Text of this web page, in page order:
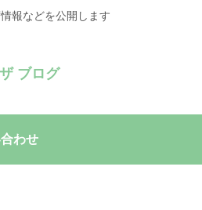
報などを公開します
ブログ
わせ